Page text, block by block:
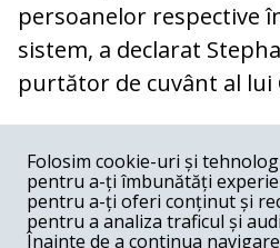
persoanelor respective
sistem, a declarat
purtător de cuvânt al lui
COMENTARII
Nume
Folosim cookie-uri și
pentru a-ți îmbunătăți
pentru a-ți oferi conținut și
pentru a analiza traficul și
Înainte de a continua